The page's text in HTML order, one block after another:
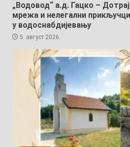
„Водовод“ а.д. Гацко –
мрежа и нелегални
у водоснабдијевању
5. август 2026.